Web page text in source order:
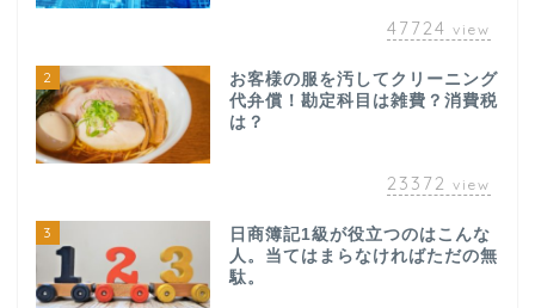
47724 view
2
お客様の服を汚してクリーニング
代弁償！勘定科目は雑費？消費税
は？
23372 view
3
日商簿記1級が役立つのはこんな
人。当てはまらなければただの無
駄。